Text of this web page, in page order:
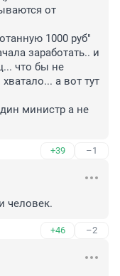
от
1000 руб"
заработать.. и
что бы не
а вот тут
министр а не
+39 –1
человек.
+46 –2